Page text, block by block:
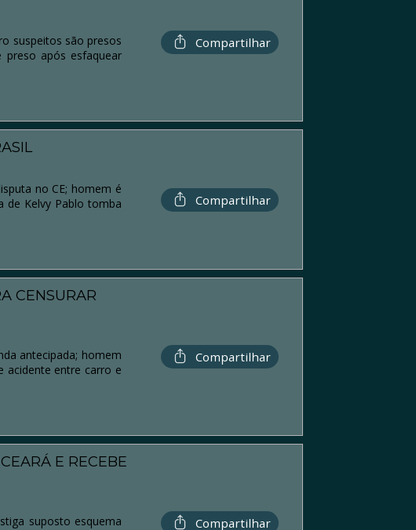
suspeitos são presos
após esfaquear
Compartilhar
no CE; homem é
de Kelvy Pablo tomba
Compartilhar
CENSURAR
antecipada; homem
acidente entre carro e
Compartilhar
E RECEBE
suposto esquema
Compartilhar